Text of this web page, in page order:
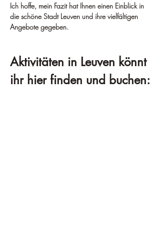
Ich hoffe, mein Fazit hat Ihnen einen Einblick in
die schöne Stadt Leuven und ihre vielfältigen
Angebote gegeben.
Aktivitäten in Leuven könnt
ihr hier finden und buchen: